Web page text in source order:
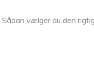
Sådan vælger du den